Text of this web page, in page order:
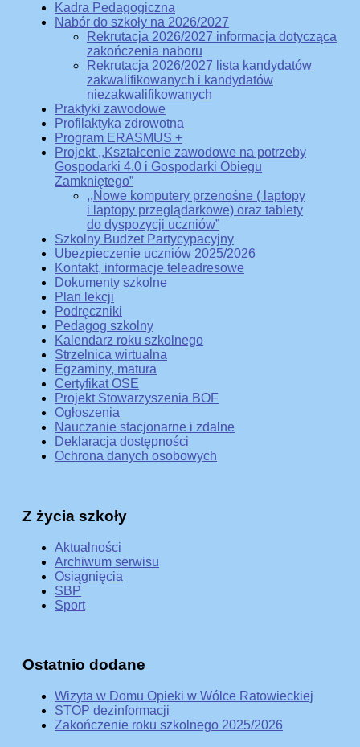
Kadra Pedagogiczna
Nabór do szkoły na 2026/2027
Rekrutacja 2026/2027 informacja dotycząca
zakończenia naboru
Rekrutacja 2026/2027 lista kandydatów
zakwalifikowanych i kandydatów
niezakwalifikowanych
Praktyki zawodowe
Profilaktyka zdrowotna
Program ERASMUS +
Projekt ,,Kształcenie zawodowe na potrzeby
Gospodarki 4.0 i Gospodarki Obiegu
Zamkniętego”
,,Nowe komputery przenośne ( laptopy
i laptopy przeglądarkowe) oraz tablety
do dyspozycji uczniów”
Szkolny Budżet Partycypacyjny
Ubezpieczenie uczniów 2025/2026
Kontakt, informacje teleadresowe
Dokumenty szkolne
Plan lekcji
Podręczniki
Pedagog szkolny
Kalendarz roku szkolnego
Strzelnica wirtualna
Egzaminy, matura
Certyfikat OSE
Projekt Stowarzyszenia BOF
Ogłoszenia
Nauczanie stacjonarne i zdalne
Deklaracja dostępności
Ochrona danych osobowych
Z życia szkoły
Aktualności
Archiwum serwisu
Osiągnięcia
SBP
Sport
Ostatnio dodane
Wizyta w Domu Opieki w Wólce Ratowieckiej
STOP dezinformacji
Zakończenie roku szkolnego 2025/2026